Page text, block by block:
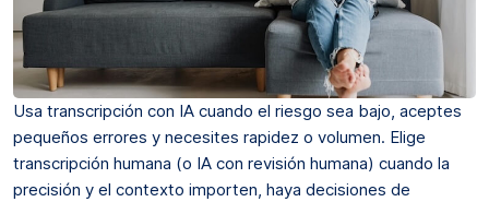
Usa transcripción con IA cuando el riesgo sea bajo, aceptes
pequeños errores y necesites rapidez o volumen. Elige
transcripción humana (o IA con revisión humana) cuando la
precisión y el contexto importen, haya decisiones de